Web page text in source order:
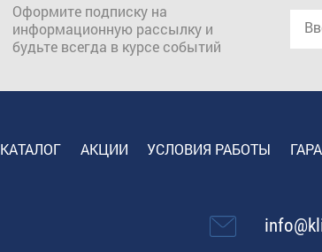
Оформите подписку на
информационную рассылку и
будьте всегда в курсе событий
КАТАЛОГ АКЦИИ УСЛОВИЯ РАБОТЫ